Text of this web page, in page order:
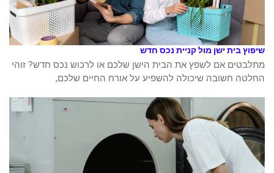
שיפוץ בית ישן מול קניית נכס חדש
מתלבטים אם לשפץ את הבית הישן שלכם או לרכוש נכס חדש? זוהי
החלטה חשובה שיכולה להשפיע על אורח החיים שלכם,